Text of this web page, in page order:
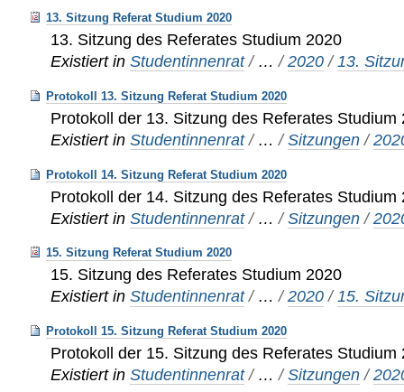
13. Sitzung Referat Studium 2020
13. Sitzung des Referates Studium 2020
Existiert in Studentinnenrat / …/2020 /13.
Protokoll 13. Sitzung Referat Studium 2020
Protokoll der 13. Sitzung des Referates Studium
Existiert in Studentinnenrat / …/Sitzungen /
Protokoll 14. Sitzung Referat Studium 2020
Protokoll der 14. Sitzung des Referates Studium
Existiert in Studentinnenrat / …/Sitzungen /
15. Sitzung Referat Studium 2020
15. Sitzung des Referates Studium 2020
Existiert in Studentinnenrat / …/2020 /15.
Protokoll 15. Sitzung Referat Studium 2020
Protokoll der 15. Sitzung des Referates Studium
Existiert in Studentinnenrat / …/Sitzungen /